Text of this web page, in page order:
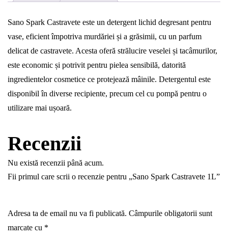
Sano Spark Castravete este un detergent lichid degresant pentru
vase, eficient împotriva murdăriei și a grăsimii, cu un parfum
delicat de castravete. Acesta oferă strălucire veselei și tacâmurilor,
este economic și potrivit pentru pielea sensibilă, datorită
ingredientelor cosmetice ce protejează mâinile. Detergentul este
disponibil în diverse recipiente, precum cel cu pompă pentru o
utilizare mai ușoară.
Recenzii
Nu există recenzii până acum.
Fii primul care scrii o recenzie pentru „Sano Spark Castravete 1L”
Adresa ta de email nu va fi publicată. Câmpurile obligatorii sunt
marcate cu *